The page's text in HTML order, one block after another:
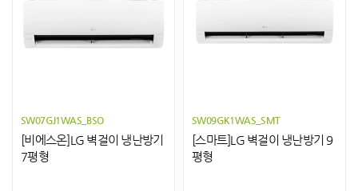
SW07GJ1WAS_BSO
[비에스온]LG 벽걸이 냉난방기
7평형
SW09GK1WAS_SMT
[스마트]LG 벽걸이 냉난방기 9
평형